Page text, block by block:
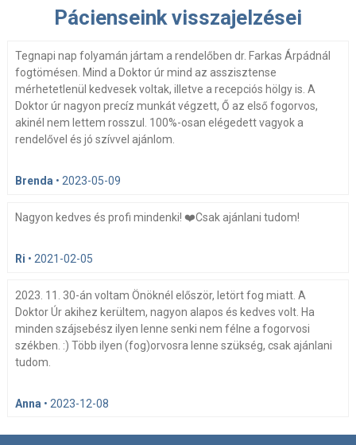
Pácienseink visszajelzései
Tegnapi nap folyamán jártam a rendelőben dr. Farkas Árpádnál
fogtömésen. Mind a Doktor úr mind az asszisztense
mérhetetlenül kedvesek voltak, illetve a recepciós hölgy is. A
Doktor úr nagyon precíz munkát végzett, Ő az első fogorvos,
akinél nem lettem rosszul. 100%-osan elégedett vagyok a
rendelővel és jó szívvel ajánlom.
Brenda • 2023-05-09
Nagyon kedves és profi mindenki! ❤️Csak ajánlani tudom!
Ri • 2021-02-05
2023. 11. 30-án voltam Önöknél először, letört fog miatt. A
Doktor Úr akihez kerültem, nagyon alapos és kedves volt. Ha
minden szájsebész ilyen lenne senki nem félne a fogorvosi
székben. :) Több ilyen (fog)orvosra lenne szükség, csak ajánlani
tudom.
Anna • 2023-12-08